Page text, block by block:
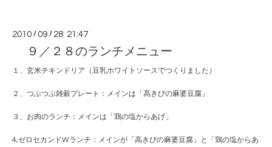
2010 /09 / 28 21:47
９／２８のランチメニュー
１、玄米チキンドリア（豆乳ホワイトソースでつくりました）
２、つぶつぶ雑穀プレート：メインは「高きびの麻婆豆腐」
３、お肉のランチ：メインは「鶏の塩からあげ」
4,ゼロセカンドWランチ：メインが「高きびの麻婆豆腐」と「鶏の塩からあ